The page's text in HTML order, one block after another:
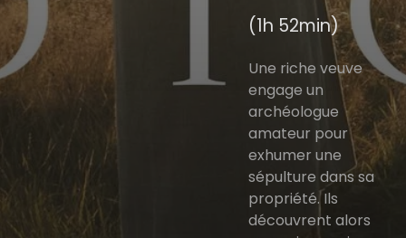
(1h 52min)
Une riche veuve
engage un
archéologue
amateur pour
exhumer une
sépulture dans sa
propriété. Ils
découvrent alors